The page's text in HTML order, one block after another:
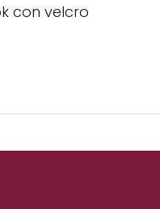
con velcro